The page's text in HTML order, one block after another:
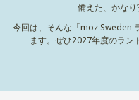
備えた、かなり
今回は、そんな「moz Sweden
ます。ぜひ2027年度のラン